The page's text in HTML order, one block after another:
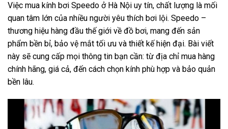
Việc mua kính bơi Speedo ở Hà Nội uy tín, chất lượng là mối
quan tâm lớn của nhiều người yêu thích bơi lội. Speedo –
thương hiệu hàng đầu thế giới về đồ bơi, mang đến sản
phẩm bền bỉ, bảo vệ mắt tối ưu và thiết kế hiện đại. Bài viết
này sẽ cung cấp mọi thông tin bạn cần: từ địa chỉ mua hàng
chính hãng, giá cả, đến cách chọn kính phù hợp và bảo quản
bền lâu.